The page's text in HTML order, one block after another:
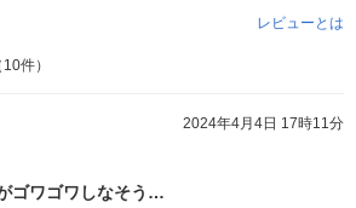
レビューとは
10件）
2024年4月4日 17時11分
ゴワゴワしなそう…